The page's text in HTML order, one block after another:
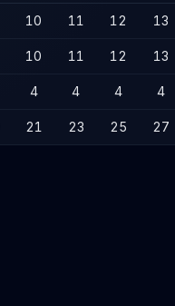
10 11 12 13
10 11 12 13
4 4 4 4
21 23 25 27